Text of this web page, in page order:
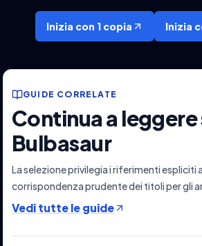
Inizia con 1 copia Inizia
GUIDE CORRELATE
Continua a leggere
Bulbasaur
La selezione privilegia i riferimenti espliciti
corrispondenza prudente dei titoli per gli
Vedi tutte le guide